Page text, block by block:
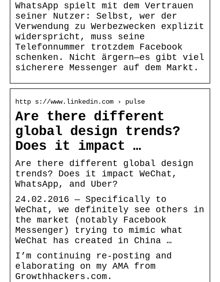
WhatsApp spielt mit dem Vertrauen
seiner Nutzer: Selbst, wer der
Verwendung zu Werbezwecken explizit
widerspricht, muss seine
Telefonnummer trotzdem Facebook
schenken. Nicht ärgern—es gibt viel
sicherere Messenger auf dem Markt.
http s://www.linkedin.com › pulse
Are there different
global design trends?
Does it impact …
Are there different global design
trends? Does it impact WeChat,
WhatsApp, and Uber?
24.02.2016 — Specifically to
WeChat, we definitely see others in
the market (notably Facebook
Messenger) trying to mimic what
WeChat has created in China …
I’m continuing re-posting and
elaborating on my AMA from
Growthhackers.com.